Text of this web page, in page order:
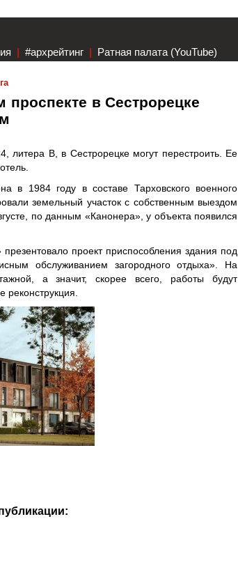
| #архрейтинг | Ратная палата (YouTube)
проспекте в Сестрорецке
литера В, в Сестрорецке могут перестроить. Ее
в 1984 году в составе Тарховского военного
земельный участок с собственным выездом
по данным «Канонера», у объекта появился
проект приспособления здания под
обслуживанием загородного отдыха». На
а значит, скорее всего, работы будут
реконструкция.